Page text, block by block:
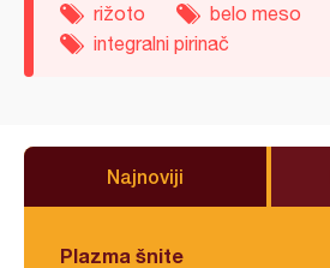
rižoto
belo meso
integralni pirinač
Najnoviji
Plazma šnite